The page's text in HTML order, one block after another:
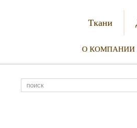
Ткани
О КОМПАНИИ